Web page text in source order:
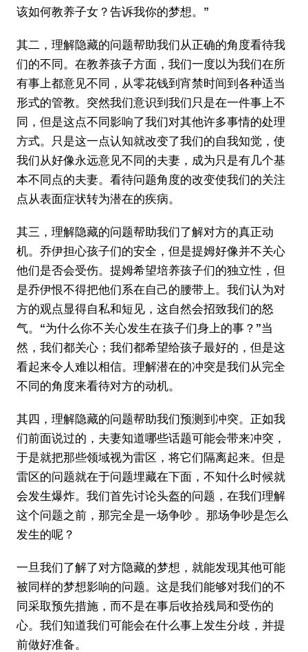
该如何教养子女？告诉我你的梦想。”
其二，理解隐藏的问题帮助我们从正确的角度看待我
们的不同。在教养孩子方面，我们一度以为我们在所
有事上都意见不同，从零花钱到宵禁时间到各种适当
形式的管教。突然我们意识到我们只是在一件事上不
同，但是这点不同影响了我们对其他许多事情的处理
方式。只是这一点认知就改变了我们的自我知觉，使
我们从好像永远意见不同的夫妻，成为只是有几个基
本不同点的夫妻。看待问题角度的改变使我们的关注
点从表面症状转为潜在的疾病。
其三，理解隐藏的问题帮助我们了解对方的真正动
机。乔伊担心孩子们的安全，但是提姆好像并不关心
他们是否会受伤。提姆希望培养孩子们的独立性，但
是乔伊恨不得把他们系在自己的腰带上。我们认为对
方的观点显得自私和短见，这自然会招致我们的怒
气。“为什么你不关心发生在孩子们身上的事？”当
然，我们都关心；我们都希望给孩子最好的，但是这
看起来令人难以相信。理解潜在的冲突是我们从完全
不同的角度来看待对方的动机。
其四，理解隐藏的问题帮助我们预测到冲突。正如我
们前面说过的，夫妻知道哪些话题可能会带来冲突，
于是就把那些领域视为雷区，将它们隔离起来。但是
雷区的问题就在于问题埋藏在下面，不知什么时候就
会发生爆炸。我们首先讨论头盔的问题，在我们理解
这个问题之前，那完全是一场争吵 。那场争吵是怎么
发生的呢？
一旦我们了解了对方隐藏的梦想，就能发现其他可能
被同样的梦想影响的问题。这是我们能够对我们的不
同采取预先措施，而不是在事后收拾残局和受伤的
心。我们知道我们可能会在什么事上发生分歧，并提
前做好准备。